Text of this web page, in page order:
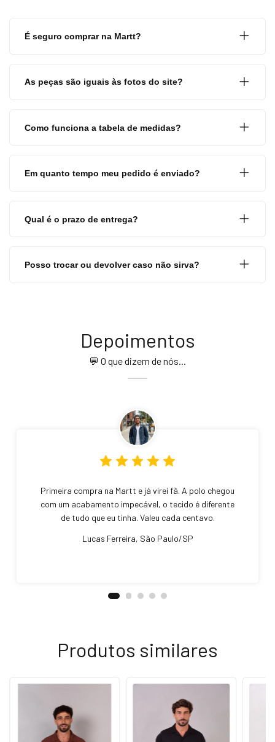
É seguro comprar na Martt?
As peças são iguais às fotos do site?
Como funciona a tabela de medidas?
Em quanto tempo meu pedido é enviado?
Qual é o prazo de entrega?
Posso trocar ou devolver caso não sirva?
Depoimentos
💬 O que dizem de nós...
Primeira compra na Martt e já virei fã. A polo chegou
com um acabamento impecável, o tecido é diferente
de tudo que eu tinha. Valeu cada centavo.
Lucas Ferreira, São Paulo/SP
Produtos similares